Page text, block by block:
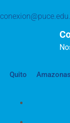
Quito Amazonas